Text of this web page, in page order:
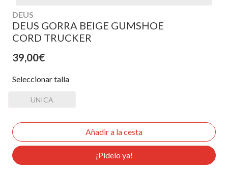
DEUS
DEUS GORRA BEIGE GUMSHOE
CORD TRUCKER
39,00€
Seleccionar talla
UNICA
¡Pídelo ya!